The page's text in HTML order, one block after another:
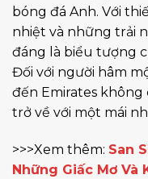
bóng đá Anh. Với
nhiệt và những trải
đáng là biểu tượng
Đối với người hâm
đến Emirates không
trở về với một mái
>>>Xem thêm: San
Những Giấc Mơ Và